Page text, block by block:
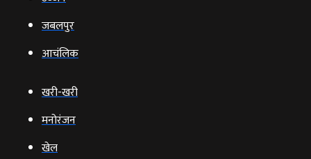
जबलपुर
आचंलिक
खरी-खरी
मनोरंजन
खेल